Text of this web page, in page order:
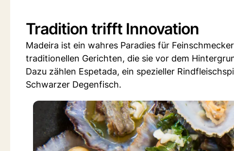
Tradition trifft Innovation
Madeira ist ein wahres Paradies für
traditionellen Gerichten, die sie vor dem
Dazu zählen Espetada, ein spezieller
Schwarzer Degenfisch.